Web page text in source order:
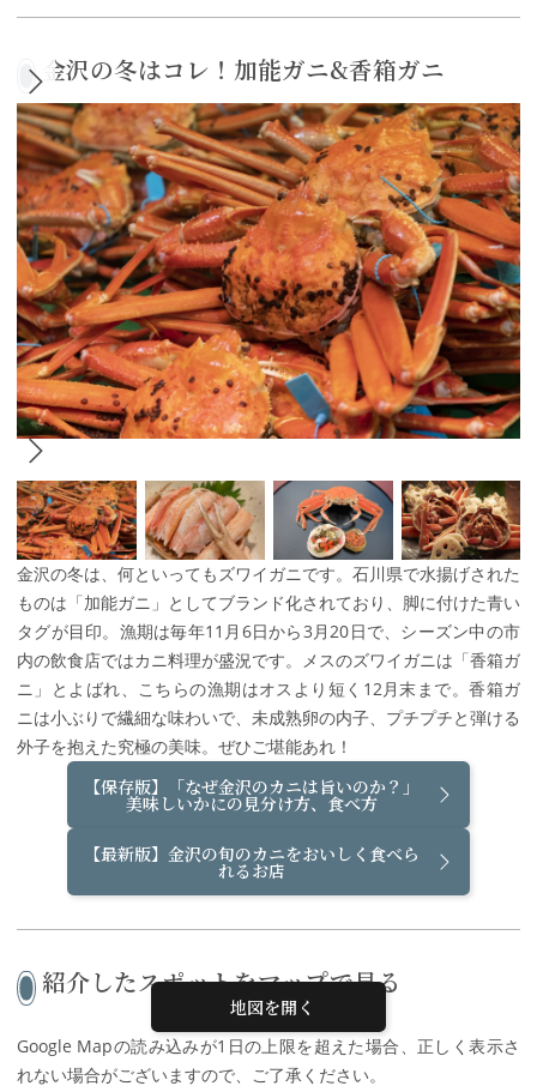
金沢の冬はコレ！加能ガニ&香箱ガニ
金沢の冬は、何といってもズワイガニです。石川県で水揚げされた
ものは「加能ガニ」としてブランド化されており、脚に付けた青い
タグが目印。漁期は毎年11月6日から3月20日で、シーズン中の市
内の飲食店ではカニ料理が盛況です。メスのズワイガニは「香箱ガ
ニ」とよばれ、こちらの漁期はオスより短く12月末まで。香箱ガ
ニは小ぶりで繊細な味わいで、未成熟卵の内子、プチプチと弾ける
外子を抱えた究極の美味。ぜひご堪能あれ！
【保存版】「なぜ金沢のカニは旨いのか？」
美味しいかにの見分け方、食べ方
【最新版】金沢の旬のカニをおいしく食べら
れるお店
紹介したスポットをマップで見る
地図を開く
Google Mapの読み込みが1日の上限を超えた場合、正しく表示さ
れない場合がございますので、ご了承ください。